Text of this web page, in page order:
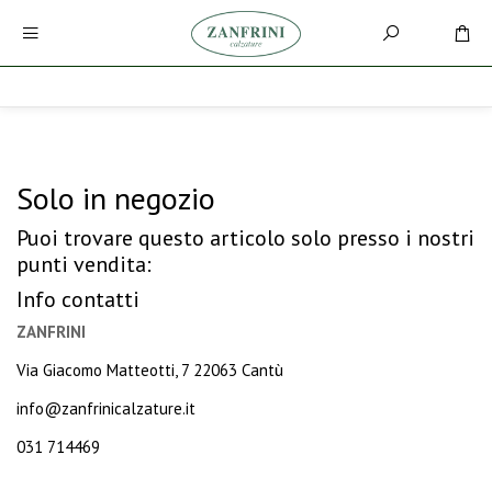
Solo in negozio
Puoi trovare questo articolo solo presso i nostri
punti vendita:
Info contatti
ZANFRINI
Via Giacomo Matteotti, 7 22063 Cantù
info@zanfrinicalzature.it
031 714469